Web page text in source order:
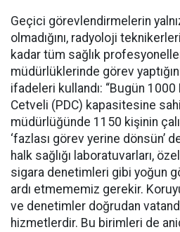
Geçici görevlendirmelerin
olmadığını, radyoloji
kadar tüm sağlık
müdürlüklerinde görev
ifadeleri kullandı: “Bugün 1000
Cetveli (PDC) kapasitesine
müdürlüğünde 1150 kişinin
‘fazlası görev yerine dönsün’
halk sağlığı laboratuvarları,
sigara denetimleri gibi yoğun
ardı etmememiz gerekir.
ve denetimler doğrudan
hizmetlerdir. Bu birimleri de